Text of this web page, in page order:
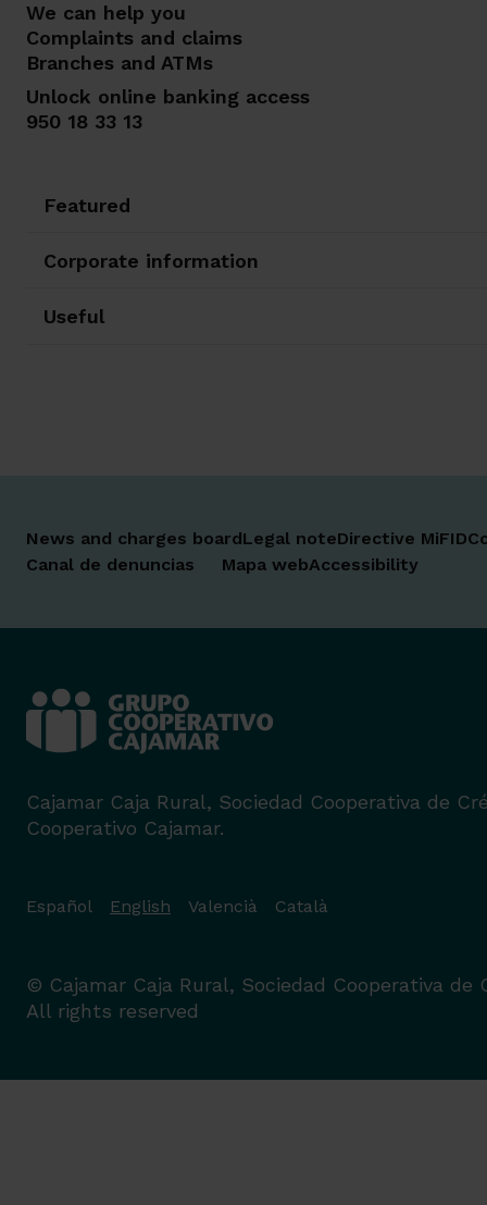
We can help you
Complaints and claims
Branches and ATMs
Unlock online banking access
950 18 33 13
Featured
Corporate information
Useful
News and charges boardLegal noteDirective MiFID
Canal de denuncias
Mapa webAccessibility
Cajamar Caja Rural, Sociedad Cooperativa de
Cooperativo Cajamar.
Español English Valencià Català
© Cajamar Caja Rural, Sociedad Cooperativa de
All rights reserved